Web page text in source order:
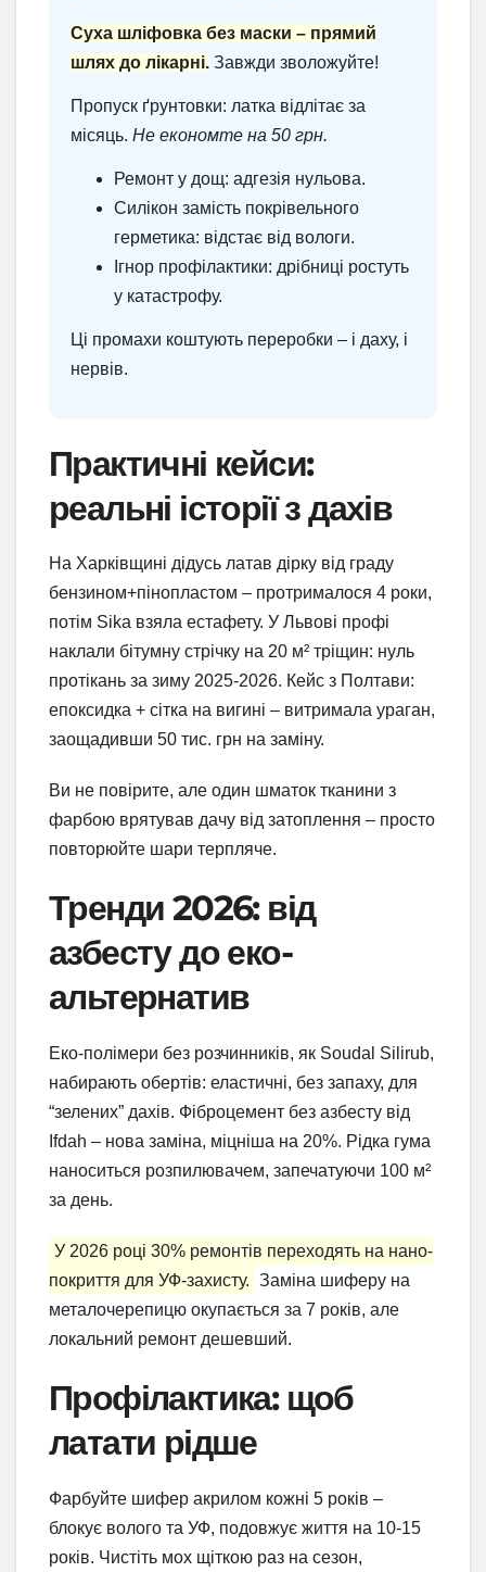
Суха шліфовка без маски – прямий
шлях до лікарні. Завжди зволожуйте!
Пропуск ґрунтовки: латка відлітає за
місяць. Не економте на 50 грн.
Ремонт у дощ: адгезія нульова.
Силікон замість покрівельного
герметика: відстає від вологи.
Ігнор профілактики: дрібниці ростуть
у катастрофу.
Ці промахи коштують переробки – і даху, і
нервів.
Практичні кейси:
реальні історії з дахів
На Харківщині дідусь латав дірку від граду
бензином+пінопластом – протрималося 4 роки,
потім Sika взяла естафету. У Львові профі
наклали бітумну стрічку на 20 м² тріщин: нуль
протікань за зиму 2025-2026. Кейс з Полтави:
епоксидка + сітка на вигині – витримала ураган,
заощадивши 50 тис. грн на заміну.
Ви не повірите, але один шматок тканини з
фарбою врятував дачу від затоплення – просто
повторюйте шари терпляче.
Тренди 2026: від
азбесту до еко-
альтернатив
Еко-полімери без розчинників, як Soudal Silirub,
набирають обертів: еластичні, без запаху, для
“зелених” дахів. Фіброцемент без азбесту від
Ifdah – нова заміна, міцніша на 20%. Рідка гума
наноситься розпилювачем, запечатуючи 100 м²
за день.
У 2026 році 30% ремонтів переходять на нано-
покриття для УФ-захисту. Заміна шиферу на
металочерепицю окупається за 7 років, але
локальний ремонт дешевший.
Профілактика: щоб
латати рідше
Фарбуйте шифер акрилом кожні 5 років –
блокує волого та УФ, подовжує життя на 10-15
років. Чистіть мох щіткою раз на сезон,